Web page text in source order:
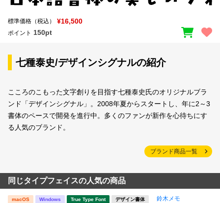
標準価格（税込） ¥16,500
ポイント 150pt
七種泰史/デザインシグナルの紹介
こころのこもった文字創りを目指す七種泰史氏のオリジナルブラ
ンド「デザインシグナル」。2008年夏からスタートし、年に2～3
書体のペースで開発を進行中。多くのファンが新作を心待ちにす
る人気のブランド。
ブランド商品一覧
同じタイプフェイスの人気の商品
macOS Windows True Type Font デザイン書体 鈴木メモ